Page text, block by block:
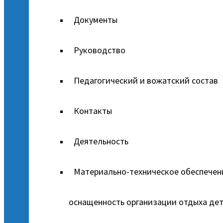
Документы
Руководство
Педагогический и вожатский состав
Контакты
Деятельность
Материально-техническое
оснащенность организации отдыха